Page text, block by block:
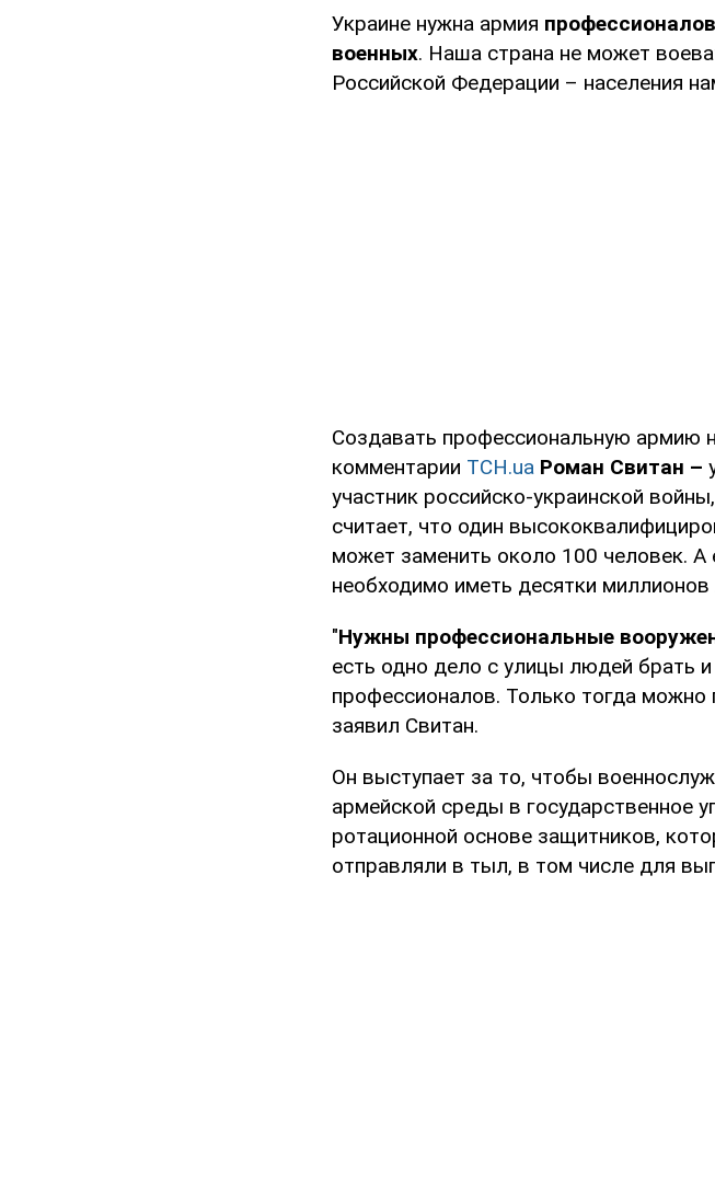
Украине нужна армия профессионалов
военных. Наша страна не может
Российской Федерации – населения
Создавать профессиональную армию
комментарии ТСН.ua Роман Свитан –
участник российско-украинской
считает, что один
может заменить около 100 человек.
необходимо иметь десятки
"Нужны профессиональные
есть одно дело с улицы людей брать
профессионалов. Только тогда можно
заявил Свитан.
Он выступает за то, чтобы
армейской среды в государственное
ротационной основе защитников,
отправляли в тыл, в том числе для